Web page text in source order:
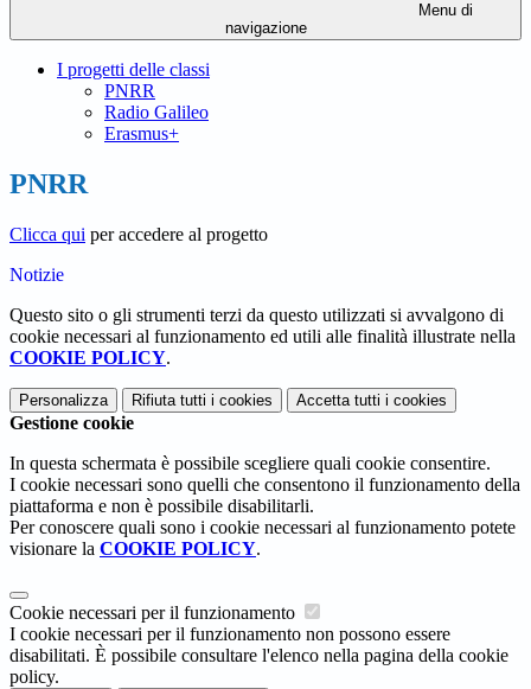
Menu di
navigazione
I progetti delle classi
PNRR
Radio Galileo
Erasmus+
PNRR
Clicca qui per accedere al progetto
Notizie
Questo sito o gli strumenti terzi da questo utilizzati si avvalgono di
cookie necessari al funzionamento ed utili alle finalità illustrate nella
COOKIE POLICY.
Personalizza Rifiuta tutti i cookies Accetta tutti i cookies
Gestione cookie
In questa schermata è possibile scegliere quali cookie consentire.
I cookie necessari sono quelli che consentono il funzionamento della
piattaforma e non è possibile disabilitarli.
Per conoscere quali sono i cookie necessari al funzionamento potete
visionare la COOKIE POLICY.
Cookie necessari per il funzionamento
I cookie necessari per il funzionamento non possono essere
disabilitati. È possibile consultare l'elenco nella pagina della cookie
policy.